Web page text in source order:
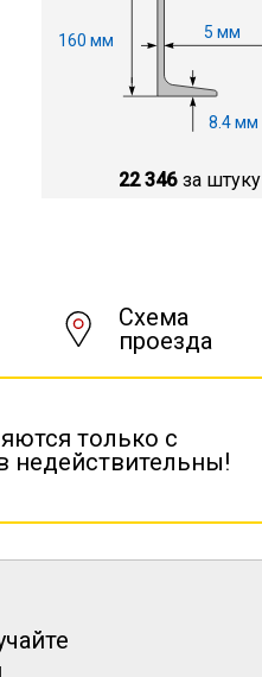
160 мм 5 мм
8.4 мм
22 346 за штуку
Схема
проезда
только с
недействительны!